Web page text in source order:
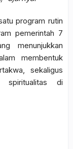
program rutin
pemerintah 7
menunjukkan
membentuk
sekaligus
spiritualitas di